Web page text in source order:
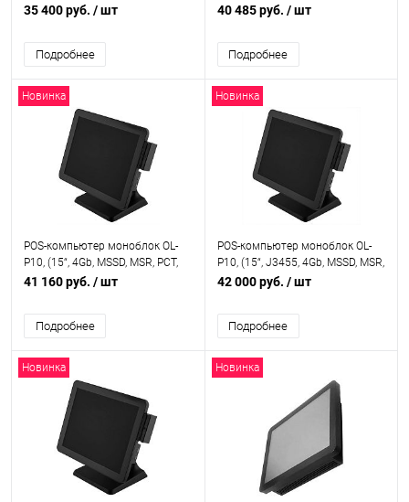
(5W) TrueFlat, LED, J3455/2xCOM
35 400 руб. / шт
Подробнее
40 485 руб. / шт
Подробнее
Новинка
POS-компьютер моноблок OL-
P10, (15“, 4Gb, MSSD, MSR, PCT,
new stand), OL-P10
41 160 руб. / шт
Подробнее
Новинка
POS-компьютер моноблок OL-
P10, (15“, J3455, 4Gb, MSSD, MSR,
PCT, original stand), OL-P10
42 000 руб. / шт
Подробнее
Новинка Новинка